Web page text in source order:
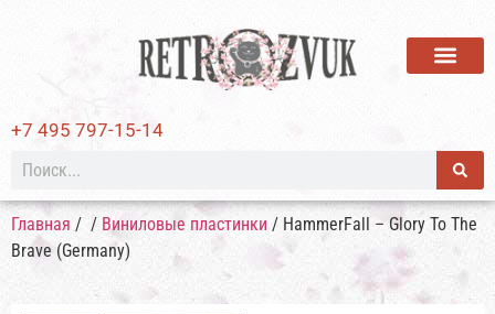
+7 495 797-15-14
Главная / / Виниловые пластинки / HammerFall – Glory To The
Brave (Germany)